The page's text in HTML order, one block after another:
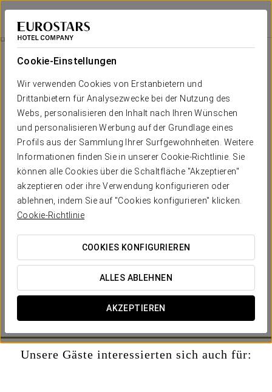
Cookie-Einstellungen
Wir verwenden Cookies von Erstanbietern und
Drittanbietern für Analysezwecke bei der Nutzung des
Webs, personalisieren den Inhalt nach Ihren Wünschen
und personalisieren Werbung auf der Grundlage eines
Profils aus der Sammlung Ihrer Surfgewohnheiten. Weitere
Informationen finden Sie in unserer Cookie-Richtlinie. Sie
können alle Cookies über die Schaltfläche "Akzeptieren"
akzeptieren oder ihre Verwendung konfigurieren oder
ablehnen, indem Sie auf "Cookies konfigurieren" klicken.
Cookie-Richtlinie
COOKIES KONFIGURIEREN
ALLES ABLEHNEN
AKZEPTIEREN
Eurostars Al-Ándalus Palace
SEVILLA
Romantisches Erlebnis
15 €
Romantisches Erlebnis
jeden Augenblick besonders machen. Dieses Angebot
beinhaltet:
- Später Check-out bis 15:00 Uhr (je nach Verfügbarkeit)
- Flasche Cava auf dem Zimmer
- Auswahl an Pralinen
Unsere Gäste interessierten sich auch für: